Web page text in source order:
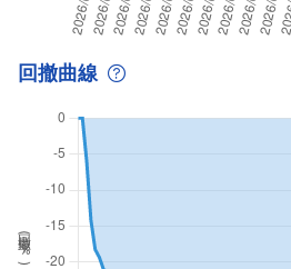
回撤曲線
回撤率(
%
)